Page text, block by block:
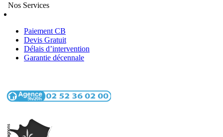
Nos Services
Paiement CB
Devis Gratuit
Délais d’intervention
Garantie décennale